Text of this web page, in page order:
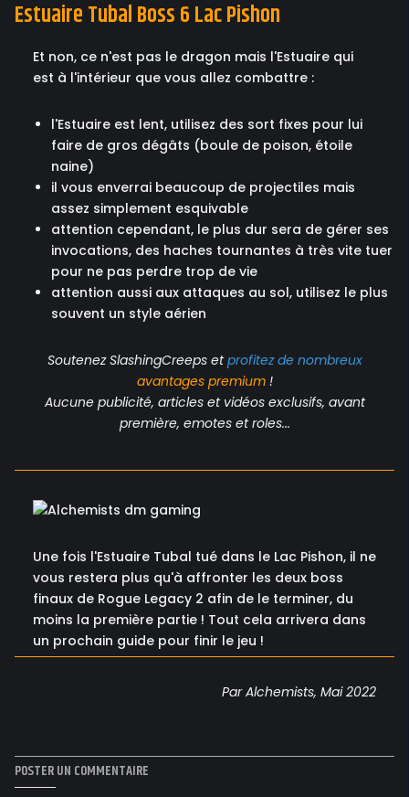
Estuaire Tubal Boss 6 Lac Pishon
Et non, ce n'est pas le dragon mais l'Estuaire qui
est à l'intérieur que vous allez combattre :
l'Estuaire est lent, utilisez des sort fixes pour lui
faire de gros dégâts (boule de poison, étoile
naine)
il vous enverrai beaucoup de projectiles mais
assez simplement esquivable
attention cependant, le plus dur sera de gérer ses
invocations, des haches tournantes à très vite tuer
pour ne pas perdre trop de vie
attention aussi aux attaques au sol, utilisez le plus
souvent un style aérien
Soutenez SlashingCreeps etprofitez de nombreux
avantagespremium!
Aucune publicité, articles et vidéos exclusifs, avant
première, emotes et roles...
Une fois l'Estuaire Tubal tué dans le Lac Pishon, il ne
vous restera plus qu'à affronter les deux boss
finaux de Rogue Legacy 2 afin de le terminer, du
moins la première partie ! Tout cela arrivera dans
un prochain guide pour finir le jeu !
Par Alchemists, Mai 2022
POSTER UN COMMENTAIRE